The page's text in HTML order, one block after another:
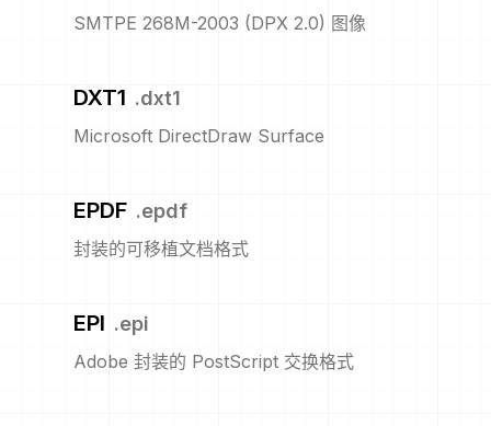
SMTPE 268M-2003 (DPX 2.0) 图像
DXT1 .dxt1
Microsoft DirectDraw Surface
EPDF .epdf
封装的可移植文档格式
EPI .epi
Adobe 封装的 PostScript 交换格式